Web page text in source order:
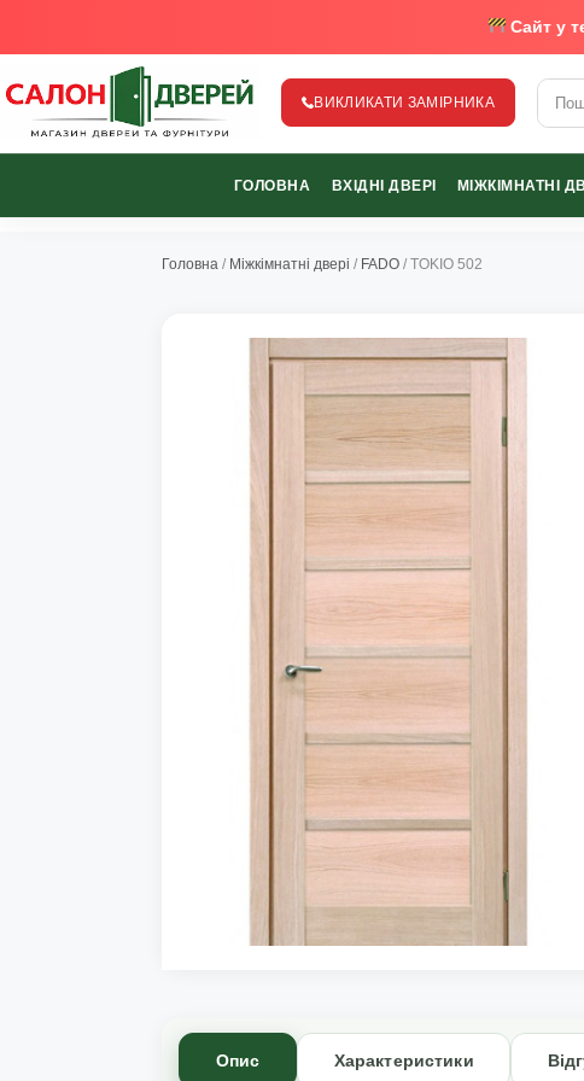
Сайт у
salon-dverey.com.ua - великий каталог дверей від найкращих
ВИКЛИКАТИ ЗАМІРНИКА
067-489-58-29
ГОЛОВНА ВХІДНІ ДВЕРІ МІЖКІМНАТНІ
Головна / Міжкімнатні двері / FADO / TOKIO 502
Опис Характеристики